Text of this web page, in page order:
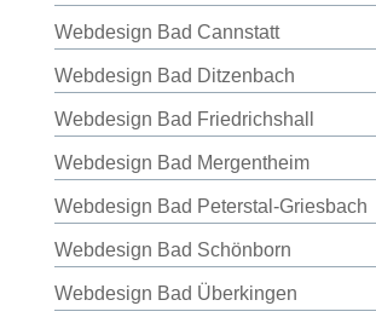
Webdesign Bad Cannstatt
Webdesign Bad Ditzenbach
Webdesign Bad Friedrichshall
Webdesign Bad Mergentheim
Webdesign Bad Peterstal-Griesbach
Webdesign Bad Schönborn
Webdesign Bad Überkingen